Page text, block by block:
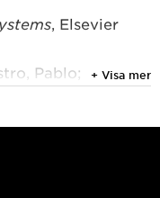
, Elsevier
Pablo;
+ Visa mer